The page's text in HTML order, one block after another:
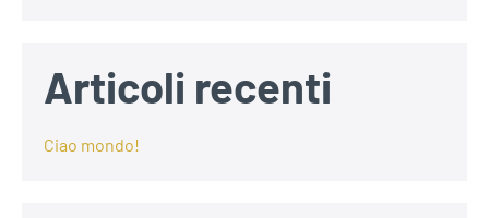
Articoli recenti
Ciao mondo!